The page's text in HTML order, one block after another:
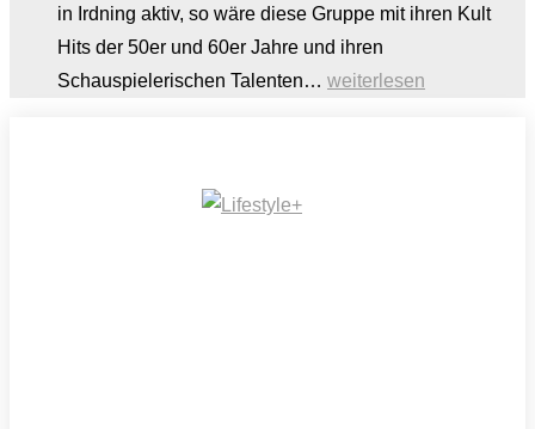
in Irdning aktiv, so wäre diese Gruppe mit ihren Kult
Hits der 50er und 60er Jahre und ihren
Schauspielerischen Talenten… CONNY
weiterlesen